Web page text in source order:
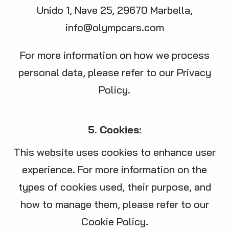
Unido 1, Nave 25, 29670 Marbella,
info@olympcars.com
For more information on how we process
personal data, please refer to our Privacy
Policy.
5. Cookies:
This website uses cookies to enhance user
experience. For more information on the
types of cookies used, their purpose, and
how to manage them, please refer to our
Cookie Policy.